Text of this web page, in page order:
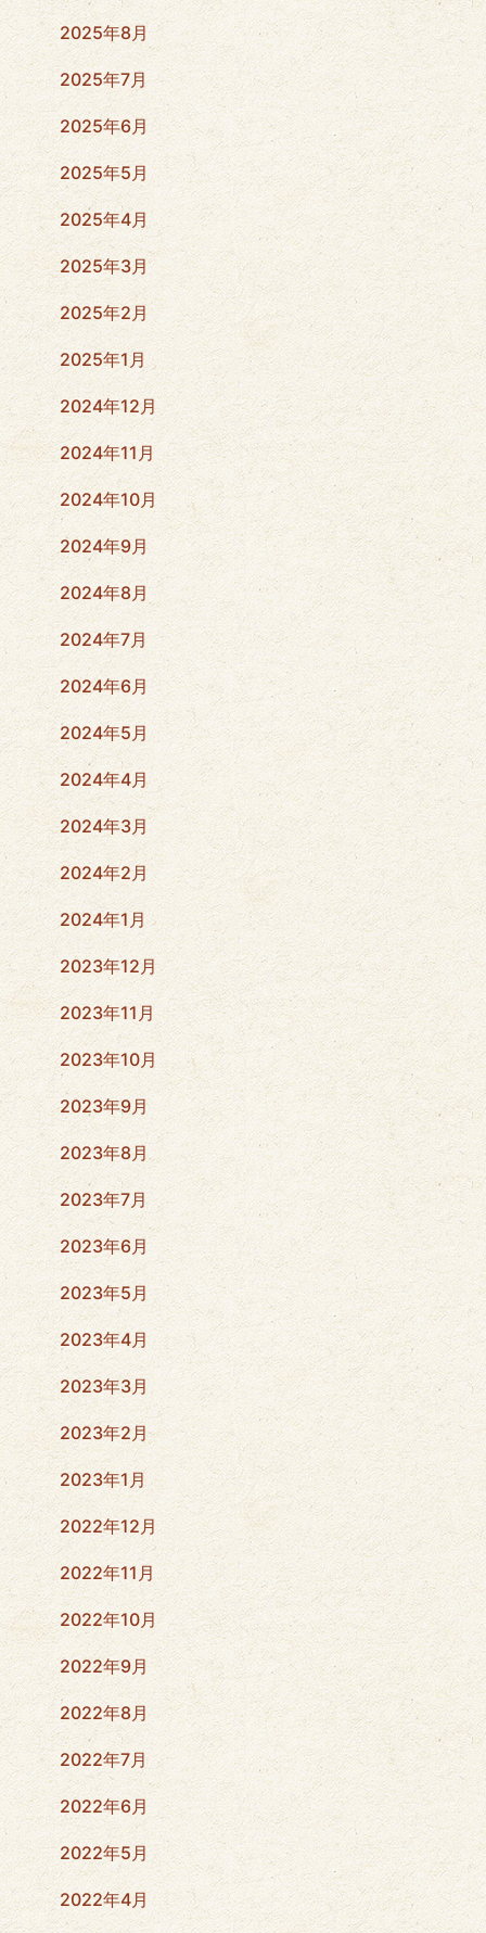
2025年8月
2025年7月
2025年6月
2025年5月
2025年4月
2025年3月
2025年2月
2025年1月
2024年12月
2024年11月
2024年10月
2024年9月
2024年8月
2024年7月
2024年6月
2024年5月
2024年4月
2024年3月
2024年2月
2024年1月
2023年12月
2023年11月
2023年10月
2023年9月
2023年8月
2023年7月
2023年6月
2023年5月
2023年4月
2023年3月
2023年2月
2023年1月
2022年12月
2022年11月
2022年10月
2022年9月
2022年8月
2022年7月
2022年6月
2022年5月
2022年4月